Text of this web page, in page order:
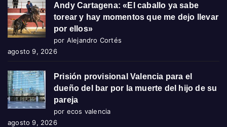
Andy Cartagena: «El caballo ya sabe
torear y hay momentos que me dejo llevar
por ellos»
por Alejandro Cortés
agosto 9, 2026
Prisión provisional Valencia para el
dueño del bar por la muerte del hijo de su
pareja
por ecos valencia
agosto 9, 2026